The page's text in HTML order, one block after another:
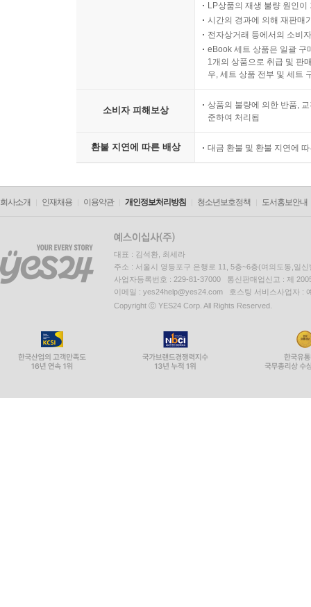
LP상품의 재생 불량 원인
시간의 경과에 의해 재판매
전자상거래 등에서의 소비
eBook 세트 상품은 일괄 구
1개의 상품으로 취급 및 판
우, 세트 상품 전부 및 세트
소비자 피해보상
상품의 불량에 의한 반품,
준하여 처리됨
환불 지연에 따른 배상 대금 환불 및 환불 지연에
회사소개 인재채용 이용약관 개인정보처리방침 청소년보호정책 도서홍보안내
대표 : 김석환, 최세라
주소 : 서울시 영등포구 은행로 11, 5층~6층(여의도동,일신
사업자등록번호 : 229-81-37000 통신판매업신고 : 제
이메일 : yes24help@yes24.com 호스팅 서비스사업자 :
Copyright ⓒ YES24 Corp. All Rights Reserved.